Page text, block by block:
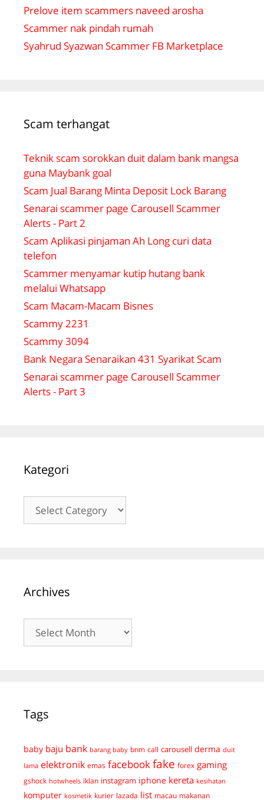
Prelove item scammers naveed arosha
Scammer nak pindah rumah
Syahrud Syazwan Scammer FB Marketplace
Scam terhangat
Teknik scam sorokkan duit dalam bank mangsa
guna Maybank goal
Scam Jual Barang Minta Deposit Lock Barang
Senarai scammer page Carousell Scammer
Alerts - Part 2
Scam Aplikasi pinjaman Ah Long curi data
telefon
Scammer menyamar kutip hutang bank
melalui Whatsapp
Scam Macam-Macam Bisnes
Scammy 2231
Scammy 3094
Bank Negara Senaraikan 431 Syarikat Scam
Senarai scammer page Carousell Scammer
Alerts - Part 3
Kategori
Archives
Tags
baby baju bank barang baby bnm call carousell derma duit
lama elektronik emas facebook fake forex gaming
gshock hotwheels iklan instagram iphone kereta kesihatan
komputer kosmetik kurier lazada list macau makanan